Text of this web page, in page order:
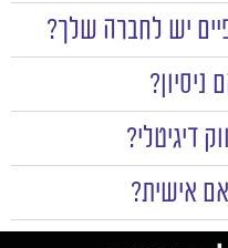
יש לחברה שלך?
דיגיטלי?
אישית?